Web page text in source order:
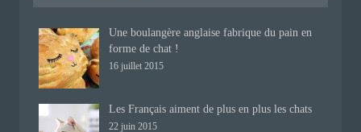
Une boulangère anglaise fabrique du pain en
forme de chat !
16 juillet 2015
Les Français aiment de plus en plus les chats
22 juin 2015